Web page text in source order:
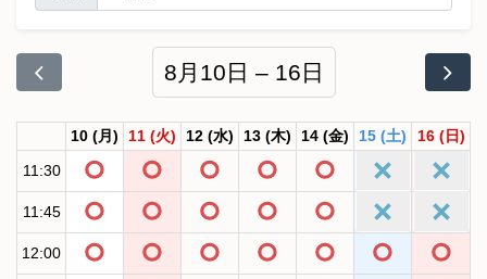
8月10日 – 16日
10 (月) 11 (火) 12 (水) 13 (木) 14 (金) 15 (土) 16 (日)
11:30
11:45
12:00